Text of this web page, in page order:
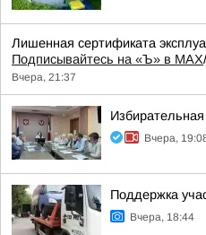
Лишенная сертификата
Подписывайтесь на «Ъ» в MAX
Вчера, 21:37
Вчера,
Поддержка
Вчера, 18:44